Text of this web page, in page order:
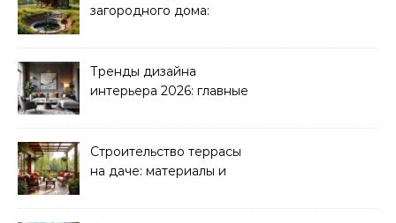
загородного дома:
Тренды дизайна
интерьера 2026: главные
Строительство террасы
на даче: материалы и